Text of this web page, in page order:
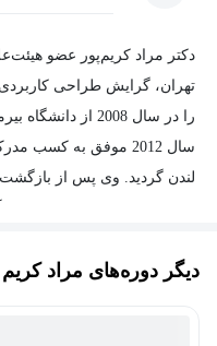
دکتر مراد کریم‌پور عضو
تهران، گرایش طراحی
را در سال 2008
سال 2012 موفق به کسب
لندن گردید. وی پس از
و همچنین بیومکانیک مفاصل
دیگر دوره‌های مراد کریم